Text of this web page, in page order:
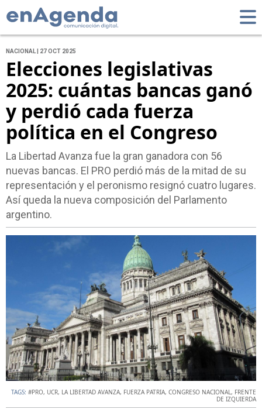
NACIONAL | 27 OCT 2025
Elecciones legislativas
2025: cuántas bancas ganó
y perdió cada fuerza
política en el Congreso
La Libertad Avanza fue la gran ganadora con 56
nuevas bancas. El PRO perdió más de la mitad de su
representación y el peronismo resignó cuatro lugares.
Así queda la nueva composición del Parlamento
argentino.
TAGS: #PRO, UCR, LA LIBERTAD AVANZA, FUERZA PATRIA, CONGRESO NACIONAL, FRENTE
DE IZQUIERDA